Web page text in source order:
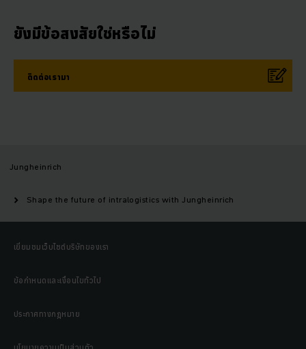
ยังมีข้อสงสัยใช่หรือไม่
ติดต่อเรามา
Jungheinrich
Shape the future of intralogistics with Jungheinrich
เยี่ยมชมเว็บไซต์บริษัทของเรา
ข้อกำหนดและเงื่อนไขทั่วไป
ประกาศทางกฎหมาย